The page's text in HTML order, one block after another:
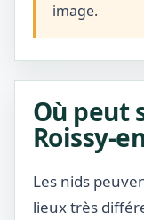
image.
Où peut
Roissy-
Les nids
lieux très